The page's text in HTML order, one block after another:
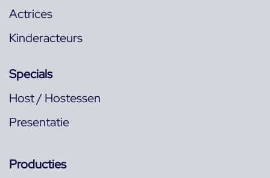
Actrices
Kinderacteurs
Specials
Host / Hostessen
Presentatie
Producties